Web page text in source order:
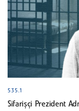
535.1
Sifarişçi Prezident